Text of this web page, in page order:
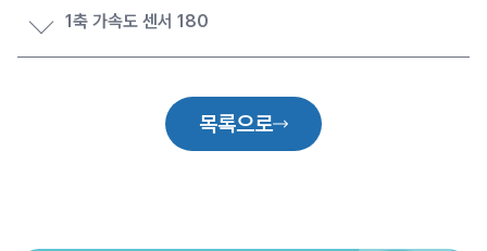
1축 가속도 센서 180
목록으로